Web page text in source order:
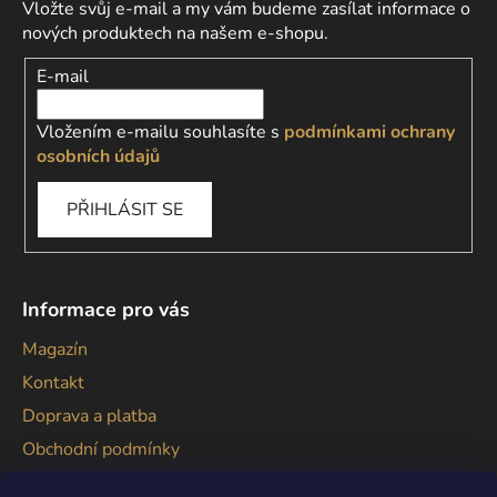
Vložte svůj e-mail a my vám budeme zasílat informace o
nových produktech na našem e-shopu.
E-mail
Vložením e-mailu souhlasíte s podmínkami ochrany
osobních údajů
PŘIHLÁSIT SE
Informace pro vás
Magazín
Kontakt
Doprava a platba
Obchodní podmínky